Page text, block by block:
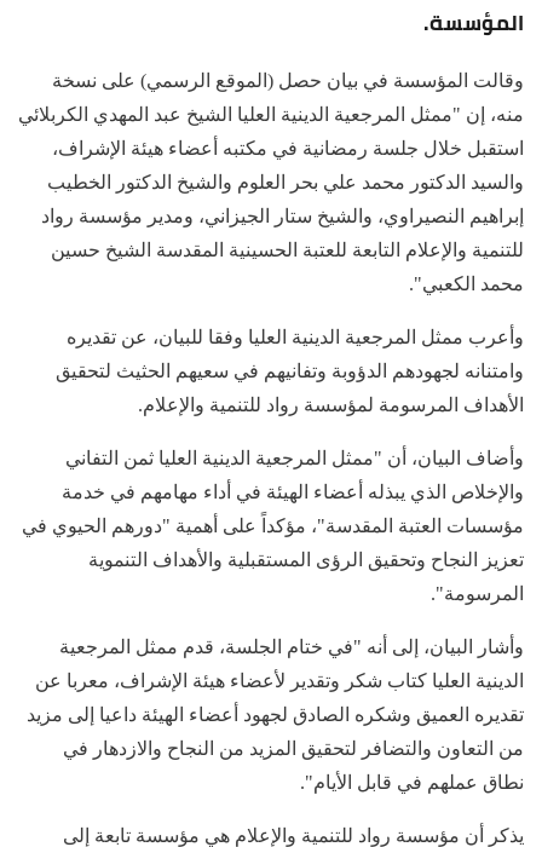
المؤسسة.
وقالت المؤسسة في بيان حصل (الموقع الرسمي) على نسخة
منه، إن "ممثل المرجعية الدينية العليا الشيخ عبد المهدي الكربلائي
استقبل خلال جلسة رمضانية في مكتبه أعضاء هيئة الإشراف،
والسيد الدكتور محمد علي بحر العلوم والشيخ الدكتور الخطيب
إبراهيم النصيراوي، والشيخ ستار الجيزاني، ومدير مؤسسة رواد
للتنمية والإعلام التابعة للعتبة الحسينية المقدسة الشيخ حسين
محمد الكعبي".
وأعرب ممثل المرجعية الدينية العليا وفقا للبيان، عن تقديره
وامتنانه لجهودهم الدؤوبة وتفانيهم في سعيهم الحثيث لتحقيق
الأهداف المرسومة لمؤسسة رواد للتنمية والإعلام.
وأضاف البيان، أن "ممثل المرجعية الدينية العليا ثمن التفاني
والإخلاص الذي يبذله أعضاء الهيئة في أداء مهامهم في خدمة
مؤسسات العتبة المقدسة"، مؤكداً على أهمية "دورهم الحيوي في
تعزيز النجاح وتحقيق الرؤى المستقبلية والأهداف التنموية
المرسومة".
وأشار البيان، إلى أنه "في ختام الجلسة، قدم ممثل المرجعية
الدينية العليا كتاب شكر وتقدير لأعضاء هيئة الإشراف، معربا عن
تقديره العميق وشكره الصادق لجهود أعضاء الهيئة داعيا إلى مزيد
من التعاون والتضافر لتحقيق المزيد من النجاح والازدهار في
نطاق عملهم في قابل الأيام".
يذكر أن مؤسسة رواد للتنمية والإعلام هي مؤسسة تابعة إلى